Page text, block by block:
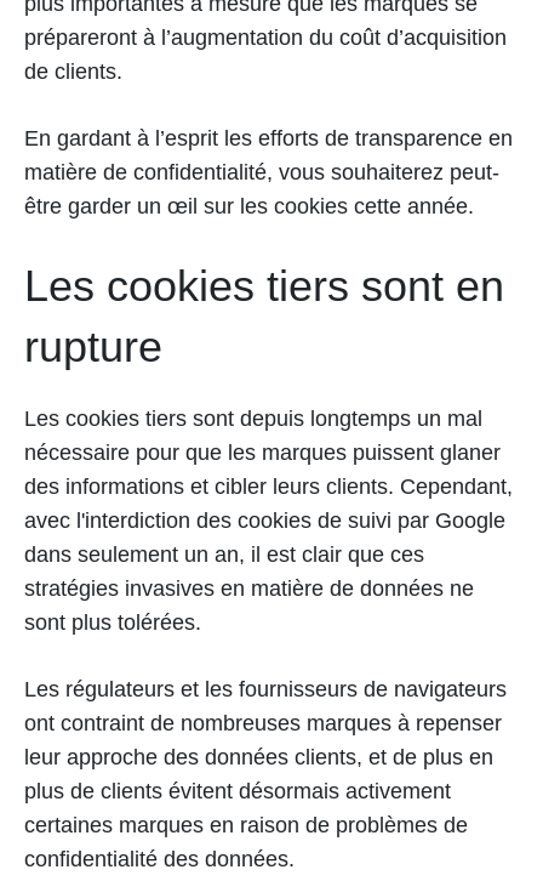
prépareront à l’augmentation du coût d’acquisition
de clients.
En gardant à l’esprit les efforts de transparence en
matière de confidentialité, vous souhaiterez peut-
être garder un œil sur les cookies cette année.
Les cookies tiers sont en
rupture
Les cookies tiers sont depuis longtemps un mal
nécessaire pour que les marques puissent glaner
des informations et cibler leurs clients. Cependant,
avec l'interdiction des cookies de suivi par Google
dans seulement un an, il est clair que ces
stratégies invasives en matière de données ne
sont plus tolérées.
Les régulateurs et les fournisseurs de navigateurs
ont contraint de nombreuses marques à repenser
leur approche des données clients, et de plus en
plus de clients évitent désormais activement
certaines marques en raison de problèmes de
confidentialité des données.